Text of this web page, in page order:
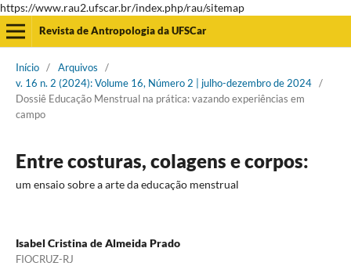
https://www.rau2.ufscar.br/index.php/rau/sitemap
Revista de Antropologia da UFSCar
Início / Arquivos
/
v. 16 n. 2 (2024): Volume 16, Número 2 | julho-dezembro de 2024 /
Dossiê Educação Menstrual na prática: vazando experiências em
campo
Entre costuras, colagens e corpos:
um ensaio sobre a arte da educação menstrual
Isabel Cristina de Almeida Prado
FIOCRUZ-RJ